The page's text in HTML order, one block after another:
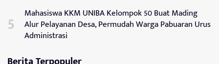
Mahasiswa KKM UNIBA Kelompok 50 Buat Mading
Alur Pelayanan Desa, Permudah Warga Pabuaran Urus
Administrasi